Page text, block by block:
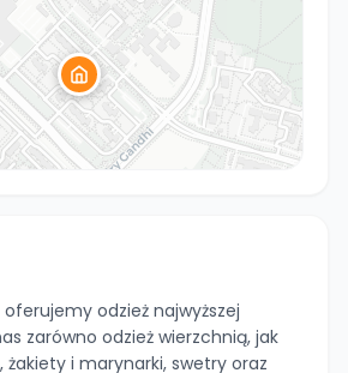
odzież najwyższej
zarówno odzież wierzchnią, jak
żakiety i marynarki, swetry oraz